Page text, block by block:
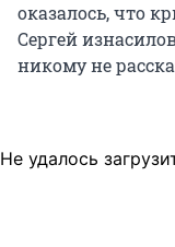
оказалось, что
Сергей
никому не
Не удалось